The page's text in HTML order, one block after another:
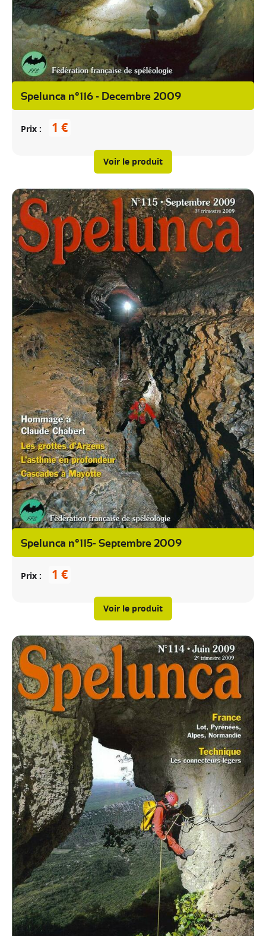
Spelunca n°116 - Decembre 2009
Prix 1 €
Voir le produit
Spelunca n°115- Septembre 2009
Prix 1 €
Voir le produit